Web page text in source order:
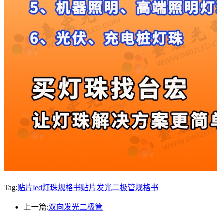
Tag:贴片led灯珠规格书贴片发光二极管规格书
上一篇:双向发光二极管